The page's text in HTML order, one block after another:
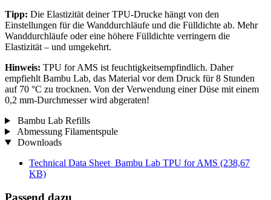
Tipp: Die Elastizität deiner TPU-Drucke hängt von den
Einstellungen für die Wanddurchläufe und die Fülldichte ab. Mehr
Wanddurchläufe oder eine höhere Fülldichte verringern die
Elastizität – und umgekehrt.
Hinweis: TPU for AMS ist feuchtigkeitsempfindlich. Daher
empfiehlt Bambu Lab, das Material vor dem Druck für 8 Stunden
auf 70 °C zu trocknen. Von der Verwendung einer Düse mit einem
0,2 mm-Durchmesser wird abgeraten!
Bambu Lab Refills
Abmessung Filamentspule
Downloads
Technical Data Sheet_Bambu Lab TPU for AMS (238,67
KB)
Passend dazu